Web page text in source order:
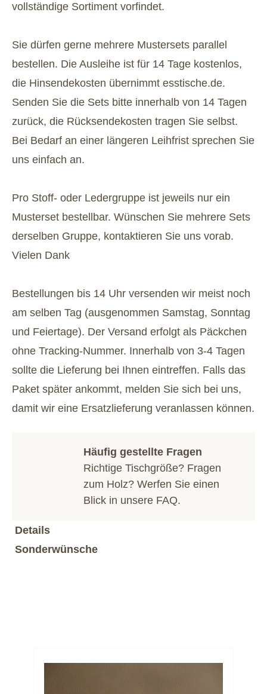
vollständige Sortiment vorfindet.
Sie dürfen gerne mehrere Mustersets parallel
bestellen. Die Ausleihe ist für 14 Tage kostenlos,
die Hinsendekosten übernimmt esstische.de.
Senden Sie die Sets bitte innerhalb von 14 Tagen
zurück, die Rücksendekosten tragen Sie selbst.
Bei Bedarf an einer längeren Leihfrist sprechen Sie
uns einfach an.
Pro Stoff- oder Ledergruppe ist jeweils nur ein
Musterset bestellbar. Wünschen Sie mehrere Sets
derselben Gruppe, kontaktieren Sie uns vorab.
Vielen Dank
Bestellungen bis 14 Uhr versenden wir meist noch
am selben Tag (ausgenommen Samstag, Sonntag
und Feiertage). Der Versand erfolgt als Päckchen
ohne Tracking-Nummer. Innerhalb von 3-4 Tagen
sollte die Lieferung bei Ihnen eintreffen. Falls das
Paket später ankommt, melden Sie sich bei uns,
damit wir eine Ersatzlieferung veranlassen können.
Häufig gestellte Fragen
Richtige Tischgröße? Fragen
zum Holz? Werfen Sie einen
Blick in unsere FAQ.
Details
Sonderwünsche